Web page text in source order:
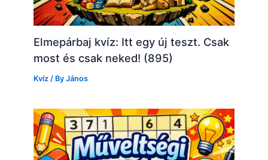
Elmepárbaj kvíz: Itt egy új teszt. Csak
most és csak neked! (895)
Kvíz / ByJános